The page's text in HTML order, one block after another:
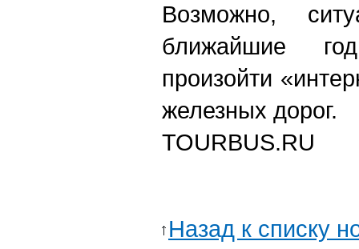
Возможно,
ближайшие
произойти
железных дорог.
TOURBUS.RU
Назад к списку